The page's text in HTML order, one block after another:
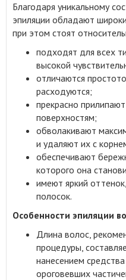
Благодаря уникальному
эпиляции обладают
при этом стоят
подходят для всех
высокой
отличаются
расходуются;
прекрасно
поверхностям;
обволакивают
и удаляют их с
обеспечивают
которого она
имеют яркий
полосок.
Особенности эпиляции
Длина волос,
процедуры,
нанесением
ороговевших